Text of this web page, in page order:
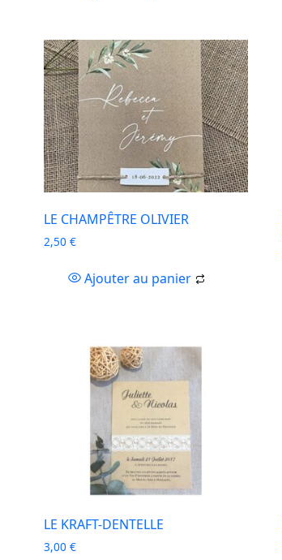
LE CHAMPÊTRE OLIVIER
2,50€
Ajouter au panier
LE KRAFT-DENTELLE
3,00€